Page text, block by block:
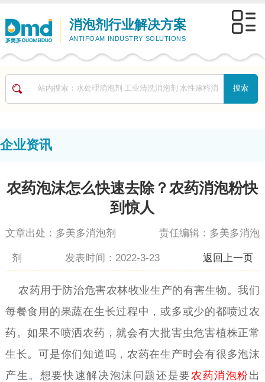
消泡剂行业解决方案
ANTIFOAM INDUSTRY SOLUTIONS
企业资讯
农药泡沫怎么快速去除？农药消泡粉快
到惊人
文章出处：多美多消泡剂 责任编辑：多美多消泡
剂 发表时间：2022-3-23 返回上一页
农药用于防治危害农林牧业生产的有害生物。我们
每餐食用的果蔬在生长过程中，或多或少的都喷过农
药。如果不喷洒农药，就会有大批害虫危害植株正常
生长。可是你们知道吗，农药在生产时会有很多泡沫
产生。想要快速解决泡沫问题还是要农药消泡粉出